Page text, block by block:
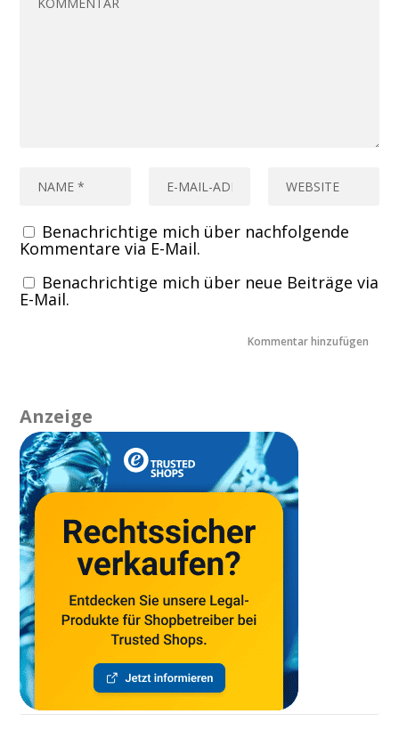
Benachrichtige mich über nachfolgende
Kommentare via E-Mail.
Benachrichtige mich über neue Beiträge via
E-Mail.
Anzeige